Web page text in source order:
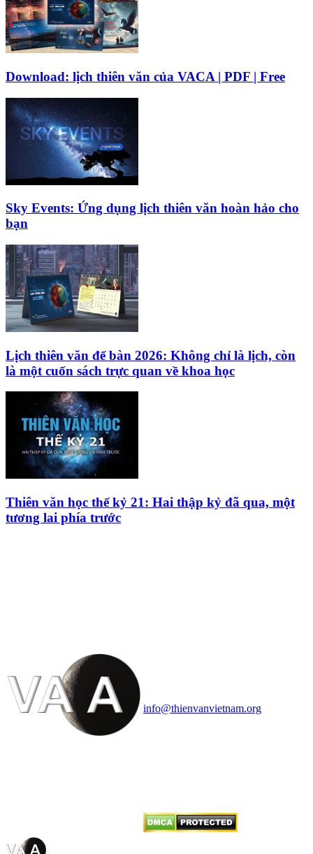
Download: lịch thiên văn của VACA | PDF | Free
Sky Events: Ứng dụng lịch thiên văn hoàn hảo cho
bạn
Lịch thiên văn để bàn 2026: Không chỉ là lịch, còn
là một cuốn sách trực quan về khoa học
Thiên văn học thế kỷ 21: Hai thập kỷ đã qua, một
tương lai phía trước
info@thienvanvietnam.org